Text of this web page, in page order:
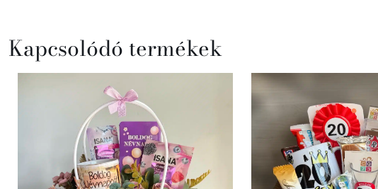
Kapcsolódó termékek